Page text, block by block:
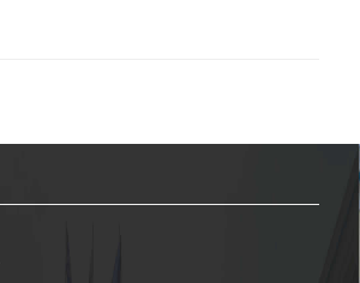
ΚΑΘΗΓΗΤΕΣ